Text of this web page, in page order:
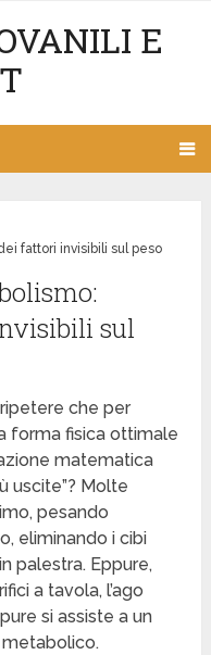
E
fattori invisibili sul peso
sul
che per
forma fisica ottimale
matematica
uscite”? Molte
pesando
eliminando i cibi
palestra. Eppure,
a tavola, l’ago
si assiste a un